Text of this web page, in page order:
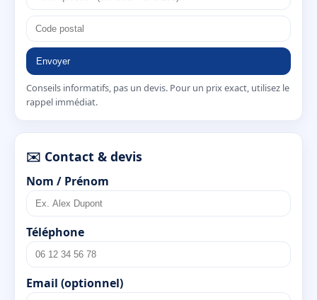
Envoyer
Conseils informatifs, pas un devis. Pour un prix exact, utilisez le
rappel immédiat.
✉️ Contact & devis
Nom / Prénom
Téléphone
Email (optionnel)